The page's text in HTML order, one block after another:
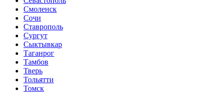
Смоленск
Сочи
Ставрополь
Сургут
Сыктывкар
Таганрог
Тамбов
Тверь
Тольятти
Томск